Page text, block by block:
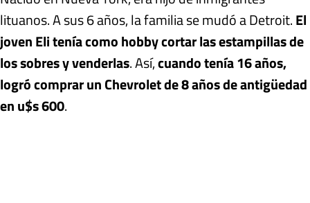
lituanos. A sus 6 años, la familia se mudó a Detroit.El
joven Eli tenía como hobby cortar las estampillas de
los sobres y venderlas. Así,cuando tenía 16 años,
logró comprar un Chevrolet de 8 años de antigüedad
en u$s 600.